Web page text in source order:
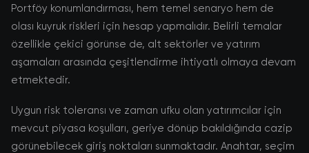
Portföy konumlandırması, hem temel senaryo hem de
olası kuyruk riskleri için hesap yapmalıdır. Belirli temalar
özellikle çekici görünse de, alt sektörler ve yatırım
aşamaları arasında çeşitlendirme ihtiyatlı olmaya devam
etmektedir.
Uygun risk toleransı ve zaman ufku olan yatırımcılar için
mevcut piyasa koşulları, geriye dönüp bakıldığında cazip
görünebilecek giriş noktaları sunmaktadır. Anahtar, seçim